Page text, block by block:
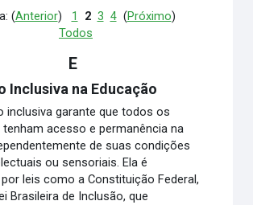
(Anterior) 1 2 3 4(Próximo)
Todos
E
Inclusiva na Educação
inclusiva garante que todos os
acesso e permanência na
de suas condições
ou sensoriais. Ela é
leis como a Constituição Federal,
Brasileira de Inclusão, que